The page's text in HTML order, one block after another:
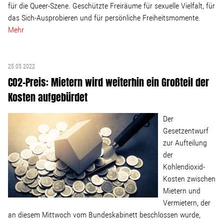
für die Queer-Szene. Geschützte Freiräume für sexuelle Vielfalt, für
das Sich-Ausprobieren und für persönliche Freiheitsmomente.
Mehr
25.05.2022
CO2-Preis: Mietern wird weiterhin ein Großteil der
Kosten aufgebürdet
Der
Gesetzentwurf
zur Aufteilung
der
Kohlendioxid-
Kosten zwischen
Mietern und
Vermietern, der
an diesem Mittwoch vom Bundeskabinett beschlossen wurde,